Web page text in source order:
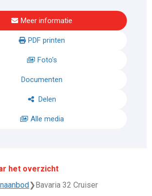
Meer informatie
PDF printen
Foto's
Documenten
Delen
Alle media
het overzicht
❯Bavaria 32 Cruiser